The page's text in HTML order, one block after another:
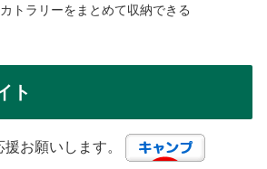
トラリーをまとめて収納できる
ト
お願いします。